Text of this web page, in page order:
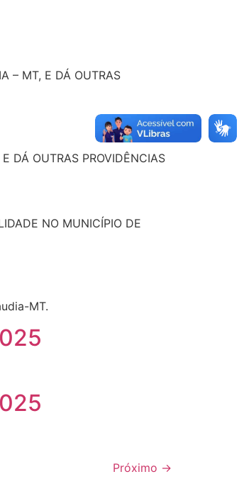
– MT, E DÁ OUTRAS
DÁ OUTRAS PROVIDÊNCIAS
NO MUNICÍPIO DE
MT.
Próximo →